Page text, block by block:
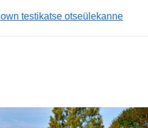
testikatse otseülekanne